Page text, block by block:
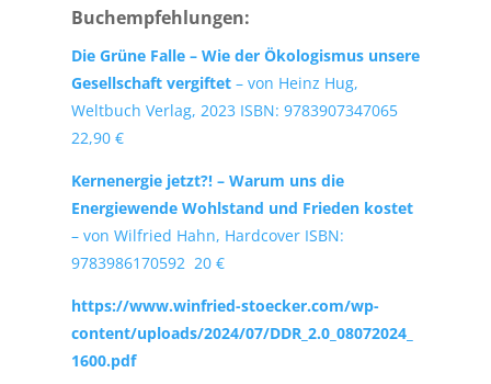
Buchempfehlungen:
Die Grüne Falle – Wie der Ökologismus unsere
Gesellschaft vergiftet– von Heinz Hug,
Weltbuch Verlag, 2023 ISBN: 9783907347065
22,90 €
Kernenergie jetzt?! – Warum uns die
Energiewende Wohlstand und Frieden kostet
– von Wilfried Hahn, Hardcover ISBN:
9783986170592 20 €
https://www.winfried-stoecker.com/wp-
content/uploads/2024/07/DDR_2.0_08072024_
1600.pdf